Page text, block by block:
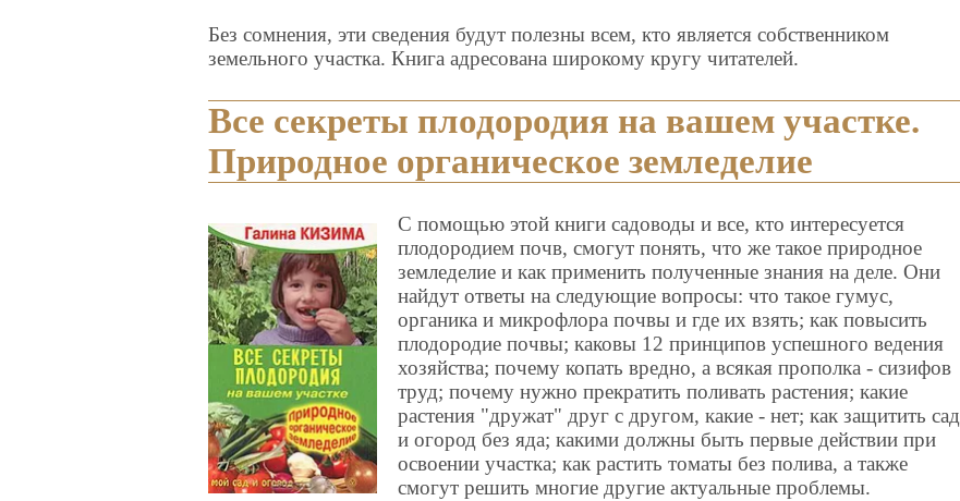
Без сомнения, эти сведения будут полезны всем, кто является собственником
земельного участка. Книга адресована широкому кругу читателей.
Все секреты плодородия на вашем участке.
Природное органическое земледелие
С помощью этой книги садоводы и все, кто интересуется
плодородием почв, смогут понять, что же такое природное
земледелие и как применить полученные знания на деле. Они
найдут ответы на следующие вопросы: что такое гумус,
органика и микрофлора почвы и где их взять; как повысить
плодородие почвы; каковы 12 принципов успешного ведения
хозяйства; почему копать вредно, а всякая прополка - сизифов
труд; почему нужно прекратить поливать растения; какие
растения "дружат" друг с другом, какие - нет; как защитить сад
и огород без яда; какими должны быть первые действии при
освоении участка; как растить томаты без полива, а также
смогут решить многие другие актуальные проблемы.